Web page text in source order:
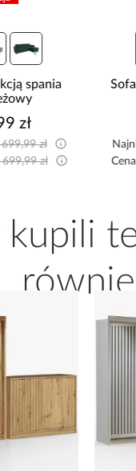
spania
zł
zł
zł
kupili